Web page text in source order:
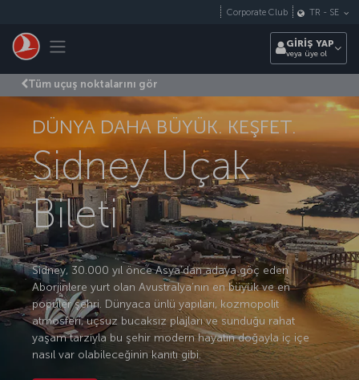
Toggle navigation
Corporate Club TR - SE
GİRİŞ YAP
veya üye ol
Tüm uçuş noktalarını gör
DÜNYA DAHA BÜYÜK. KEŞFET.
Sidney Uçak
Bileti
Sidney, 30.000 yıl önce Asya’dan adaya göç eden
Aborjinlere yurt olan Avustralya’nın en büyük ve en
popüler şehri. Dünyaca ünlü yapıları, kozmopolit
atmosferi, uçsuz bucaksız plajları ve sunduğu rahat
yaşam tarzıyla bu şehir modern hayatın doğayla iç içe
nasıl var olabileceğinin kanıtı gibi.